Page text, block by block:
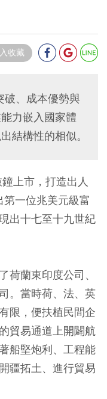
收藏
破、成本優勢與
力嵌入國家體
結構性的相似。
上市，打造出人
一位兆美元級富
出十七至十九世紀
荷蘭東印度公司、
。當時荷、法、英
限，便扶植民間企
貿易通道上開闢航
船堅炮利、工程能
疆拓土、進行貿易